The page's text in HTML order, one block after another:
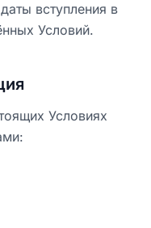
вступления в
Условий.
Условиях